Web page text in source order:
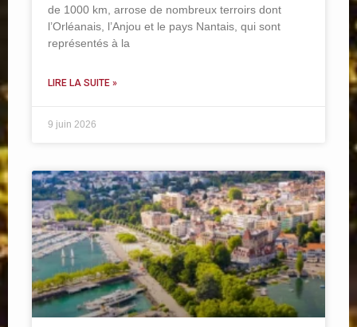
de 1000 km, arrose de nombreux terroirs dont
l’Orléanais, l’Anjou et le pays Nantais, qui sont
représentés à la
LIRE LA SUITE »
9 juin 2026